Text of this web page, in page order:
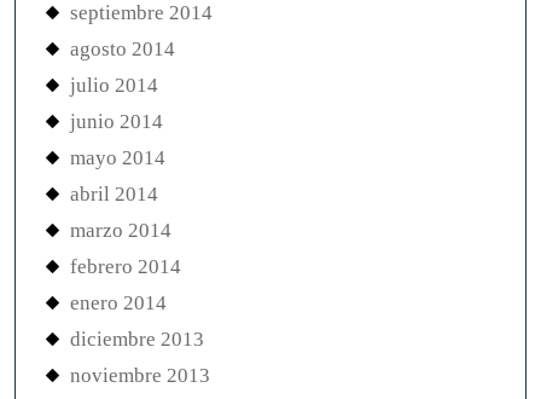
septiembre 2014
agosto 2014
julio 2014
junio 2014
mayo 2014
abril 2014
marzo 2014
febrero 2014
enero 2014
diciembre 2013
noviembre 2013